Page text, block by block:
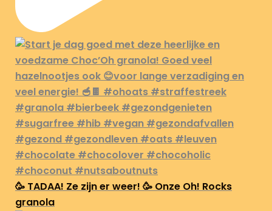
🥳 TADAA! Ze zijn er weer! 🥳 Onze Oh! Rocks
granola